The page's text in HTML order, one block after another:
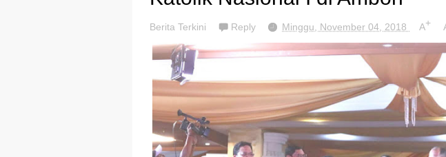
Berita Terkini Reply Minggu, November 04, 2018 A+